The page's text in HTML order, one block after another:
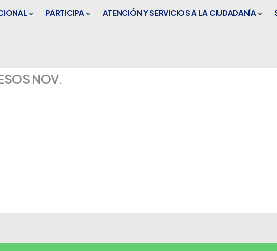
PARTICIPA ATENCIÓN Y SERVICIOS A LA CIUDADANÍA
NOV.